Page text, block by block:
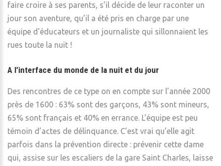
faire croire à ses parents, s’il décide de leur raconter un
jour son aventure, qu’il a été pris en charge par une
équipe d’éducateurs et un journaliste qui sillonnaient les
rues toute la nuit !
A l’interface du monde de la nuit et du jour
Des rencontres de ce type on en compte sur l’année 2000
près de 1600 : 63% sont des garçons, 43% sont mineurs,
65% sont français et 40% en errance. L’équipe est peu
témoin d’actes de délinquance. C’est vrai qu’elle agit
parfois dans la prévention directe : prévenir cette dame
qui, assise sur les escaliers de la gare Saint Charles, laisse